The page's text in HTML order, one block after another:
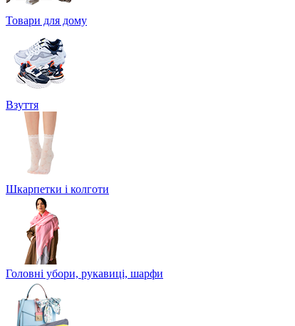
Товари для дому
Взуття
Шкарпетки і колготи
Головні убори, рукавиці, шарфи